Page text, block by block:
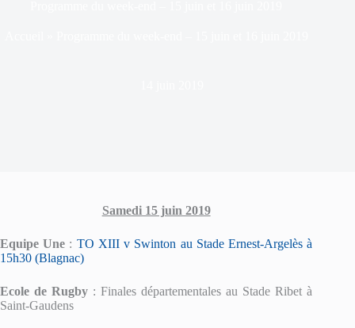
Samedi 15 juin 2019
Equipe Une : TO XIII v Swinton au Stade Ernest-Argelès à
15h30 (Blagnac)
Ecole de Rugby : Finales départementales au Stade Ribet à
Saint-Gaudens